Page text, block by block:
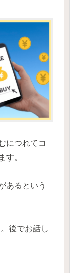
につれてコ
す。
あるという
後でお話し